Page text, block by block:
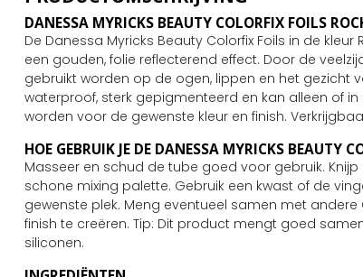
DANESSA MYRICKS BEAUTY COLORFIX FOILS
De Danessa Myricks Beauty Colorfix Foils in de
een gouden, folie reflecterend effect. Door de
gebruikt worden op de ogen, lippen en het gezicht
waterproof, sterk gepigmenteerd en kan alleen of
worden voor de gewenste kleur en finish.
HOE GEBRUIK JE DE DANESSA MYRICKS BEAUTY
Masseer en schud de tube goed voor gebruik.
schone mixing palette. Gebruik een kwast of de
gewenste plek. Meng eventueel samen met
finish te creëren. Tip: Dit product mengt goed
siliconen.